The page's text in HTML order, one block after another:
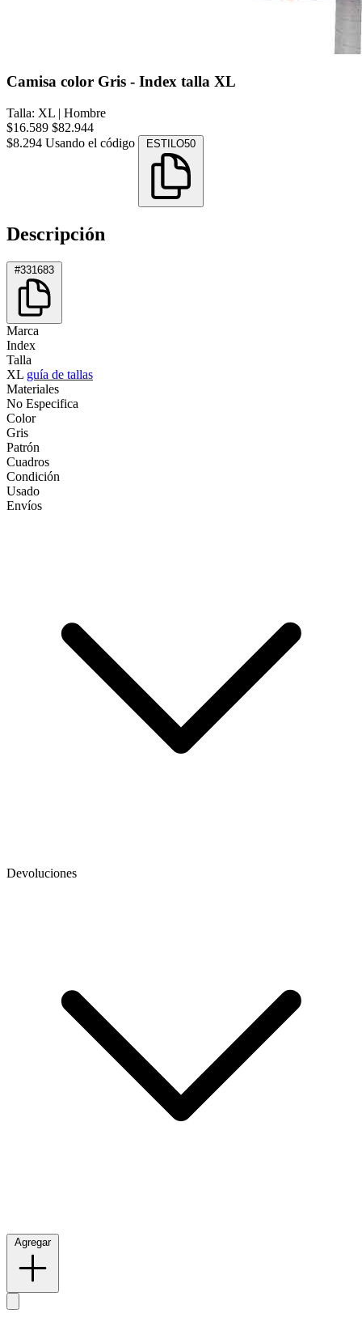
Camisa color Gris - Index talla XL
Talla: XL | Hombre
$16.589 $82.944
$8.294 Usando el código ESTILO50
Descripción
#331683
Marca
Index
Talla
XL guía de tallas
Materiales
No Especifica
Color
Gris
Patrón
Cuadros
Condición
Usado
Envíos
Devoluciones
Agregar